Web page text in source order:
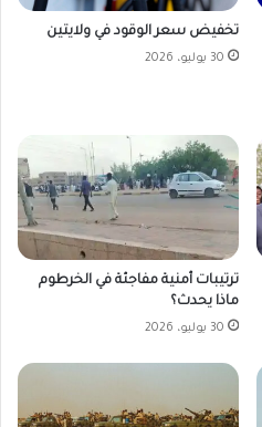
تخفيض سعر الوقود في ولايتين
30 يوليو، 2026
ترتيبات أمنية مفاجئة في الخرطوم
ماذا يحدث؟
30 يوليو، 2026